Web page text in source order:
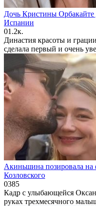
Дочь Кристины Орбакайте
Испании
01.2к.
Династия красоты и
сделала первый и очень
Акиньшина позировала
Козловского
0385
Кадр с улыбающейся
руках трехмесячного